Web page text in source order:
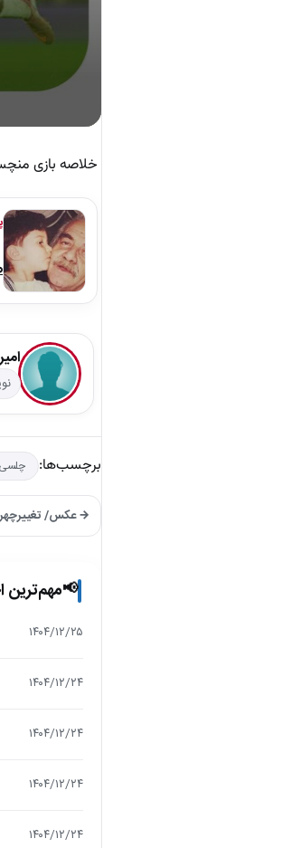
خلاصه بازی
برچسب‌ها: چلسی
→ عکس/
📢مهم‌ترین
۱۴۰۴/۱۲/۲۵
۱۴۰۴/۱۲/۲۴
۱۴۰۴/۱۲/۲۴
۱۴۰۴/۱۲/۲۴
۱۴۰۴/۱۲/۲۴